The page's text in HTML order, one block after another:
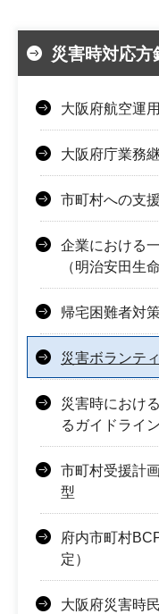
災害時対応方
大阪府航空運
大阪府庁業務
市町村への支援
企業における
（明治安田生
帰宅困難者対
災害ボランテ
災害時におけ
るガイドライン
市町村受援計
型
府内市町村
定）
大阪府災害時